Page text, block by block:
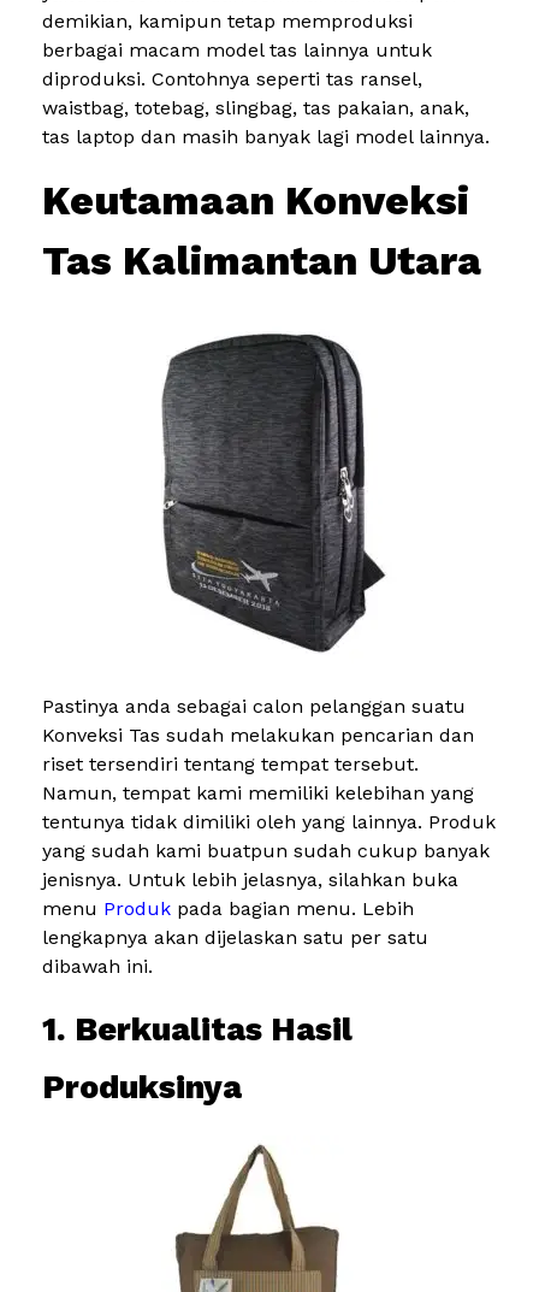
demikian, kamipun tetap memproduksi
berbagai macam model tas lainnya untuk
diproduksi. Contohnya seperti tas ransel,
waistbag, totebag, slingbag, tas pakaian, anak,
tas laptop dan masih banyak lagi model lainnya.
Keutamaan Konveksi
Tas Kalimantan Utara
Pastinya anda sebagai calon pelanggan suatu
Konveksi Tas sudah melakukan pencarian dan
riset tersendiri tentang tempat tersebut.
Namun, tempat kami memiliki kelebihan yang
tentunya tidak dimiliki oleh yang lainnya. Produk
yang sudah kami buatpun sudah cukup banyak
jenisnya. Untuk lebih jelasnya, silahkan buka
menu Produk pada bagian menu. Lebih
lengkapnya akan dijelaskan satu per satu
dibawah ini.
1. Berkualitas Hasil
Produksinya